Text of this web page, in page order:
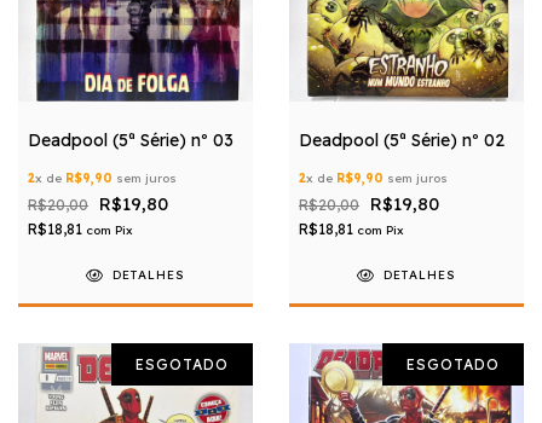
Deadpool (5ª Série) nº 03
2x de R$9,90 sem juros
R$20,00 R$19,80
R$18,81 com Pix
DETALHES
Deadpool (5ª Série) nº 02
2x de R$9,90 sem juros
R$20,00 R$19,80
R$18,81 com Pix
DETALHES
ESGOTADO ESGOTADO